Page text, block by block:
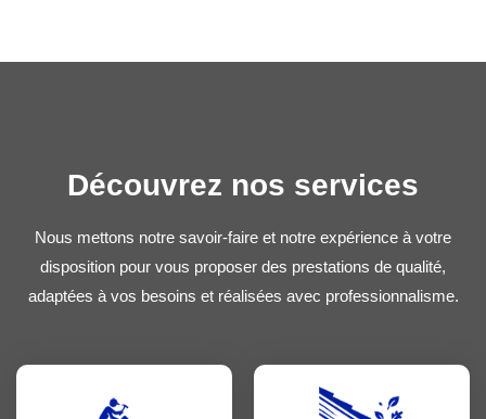
Découvrez nos services
Nous mettons notre savoir-faire et notre expérience à votre
disposition pour vous proposer des prestations de qualité,
adaptées à vos besoins et réalisées avec professionnalisme.